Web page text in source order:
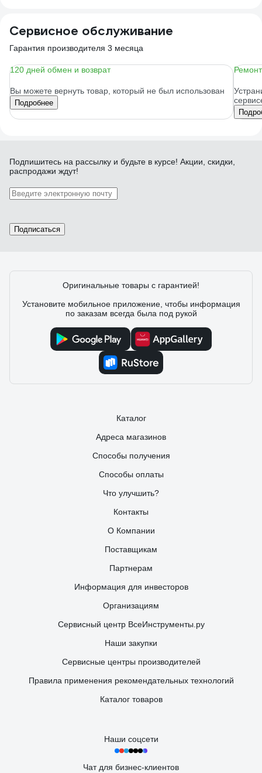
Сервисное обслуживание
Гарантия производителя 3 месяца
120 дней обмен и возврат
Вы можете вернуть товар, который не был использован
Подробнее
Подпишитесь на рассылку и будьте в курсе! Акции, скидки,
распродажи ждут!
Подписаться
Оригинальные товары с гарантией!
Установите мобильное приложение, чтобы информация
по заказам всегда была под рукой
Каталог
Адреса магазинов
Способы получения
Способы оплаты
Что улучшить?
Контакты
О Компании
Поставщикам
Партнерам
Информация для инвесторов
Организациям
Сервисный центр ВсеИнструменты.ру
Наши закупки
Сервисные центры производителей
Правила применения рекомендательных технологий
Каталог товаров
Наши соцсети
Чат для бизнес-клиентов